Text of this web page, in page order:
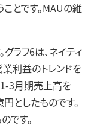
とです。MAUの維
ラフ6は、ネイティ
利益のトレンドを
1-3月期売上高を
としたものです。
です。